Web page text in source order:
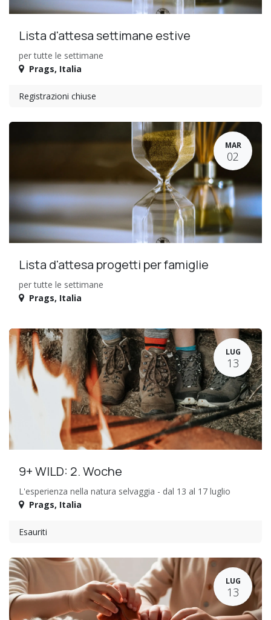
Lista d'attesa settimane estive
per tutte le settimane
Prags, Italia
Registrazioni chiuse
MAR
02
Lista d'attesa progetti per famiglie
per tutte le settimane
Prags, Italia
LUG
13
9+ WILD: 2. Woche
L'esperienza nella natura selvaggia - dal 13 al 17 luglio
Prags, Italia
Esauriti
LUG
13